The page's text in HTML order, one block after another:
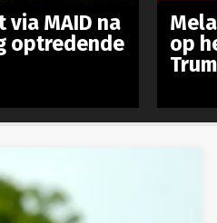
MAID na
optredende
op